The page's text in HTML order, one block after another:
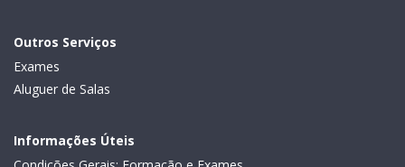
Outros Serviços
Exames
Aluguer de Salas
Informações Úteis